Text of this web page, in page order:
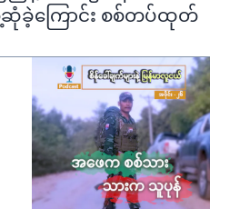
ကြောင်း စစ်တပ်ထုတ်